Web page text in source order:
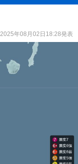
2025年08月02日18:28発表